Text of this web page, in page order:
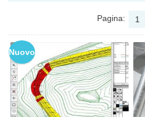
Pagina: 1
Nuovo